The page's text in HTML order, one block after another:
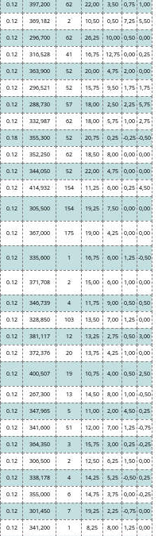
0.12 397,200 62 22,00 3,50 0,75 1,00
0.12 369,182 2 10,50 0,50 7,25 5,50
0.12 296,700 62 26,25 10,00 0,50 0,00
0.12 316,528 41 16,75 12,75 0,00 0,25
0.12 363,900 52 20,00 4,75 2,00 0,00
0.12 296,521 52 15,75 9,50 1,75 1,75
0.12 288,730 57 18,00 2,50 2,25 5,75
0.12 332,987 62 18,00 5,75 1,00 2,75
0.18 355,300 52 20,75 0,25 -0,25 -0,50
0.12 352,250 62 18,50 8,00 0,00 0,00
0.12 344,050 52 22,00 4,75 0,00 0,00
0.12 414,932 154 11,25 6,00 0,25 4,50
0.12 305,500 154 19,25 7,50 0,00 0,00
0.12 367,000 175 19,00 4,25 0,00 0,00
0.12 335,600 1 16,75 6,00 1,25 -0,50
0.12 371,708 2 15,00 6,00 1,00 0,00
0.12 346,739 4 11,75 9,00 0,50 0,50
0.12 328,850 103 13,50 7,00 1,25 0,00
0.12 381,117 12 13,25 2,75 0,50 3,00
0.12 372,376 20 13,75 4,25 1,00 0,00
0.12 400,507 19 10,75 4,00 0,50 2,50
0.12 267,300 13 14,50 8,00 1,00 -0,50
0.12 347,965 5 11,00 2,00 4,50 0,25
0.12 341,600 51 12,00 7,00 1,25 -0,75
0.12 364,350 3 15,75 3,00 0,25 -0,25
0.12 306,500 2 12,50 6,25 1,50 0,00
0.12 338,178 4 14,25 5,25 -0,50 0,25
0.12 355,000 6 14,75 3,75 0,00 -0,25
0.12 301,450 7 19,25 2,25 -0,75 0,00
0.12 341,200 1 8,25 8,00 1,25 0,00